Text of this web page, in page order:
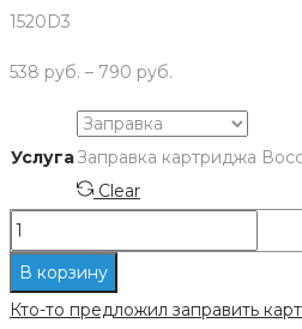
1520D3
538 руб. – 790 руб.
УслугаЗаправка картриджа
Clear
Количество
Заправка
картриджа
В корзину
Кто-то предложил заправить